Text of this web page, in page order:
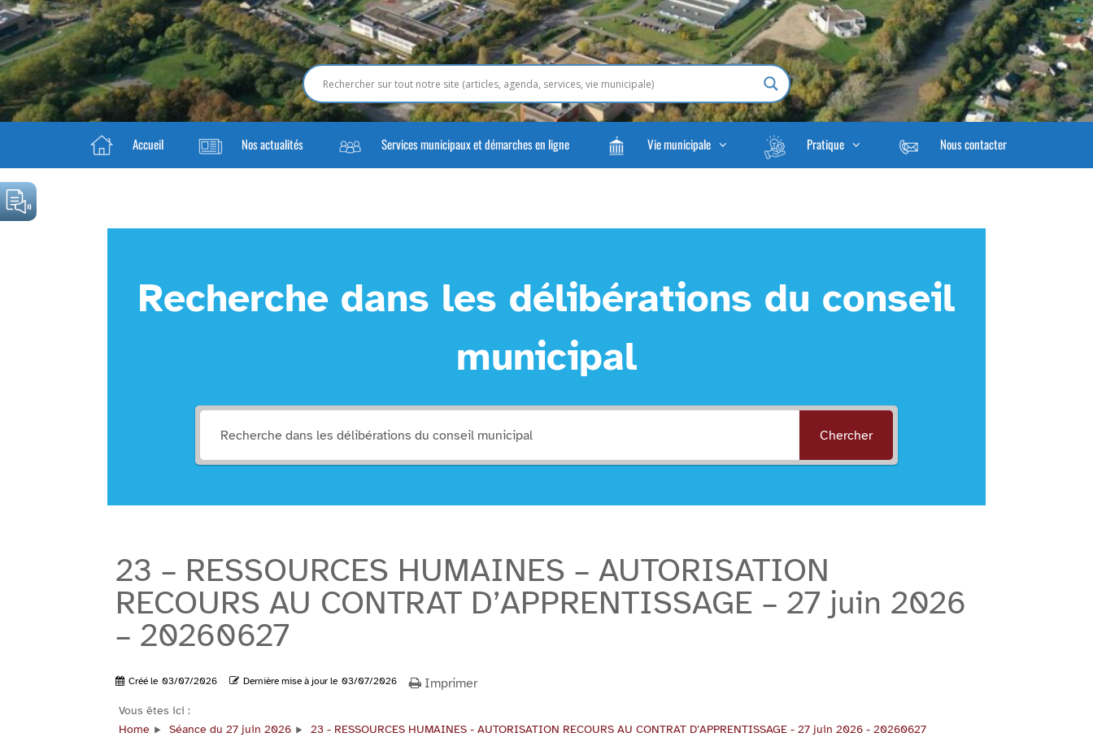
Accueil Nos actualités Services municipaux et démarches en ligne Vie municipale Pratique Nous contacter
Recherche dans les délibérations du conseil
municipal
Chercher
23 – RESSOURCES HUMAINES – AUTORISATION
RECOURS AU CONTRAT D’APPRENTISSAGE – 27 juin 2026
– 20260627
Créé le 03/07/2026 Dernière mise à jour le 03/07/2026 Imprimer
Vous êtes ici :
Home
Séance du 27 juin 2026 23 - RESSOURCES HUMAINES - AUTORISATION RECOURS AU CONTRAT D’APPRENTISSAGE - 27 juin 2026 - 20260627